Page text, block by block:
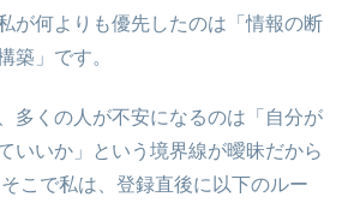
が何よりも優先したのは「情報の断
築」です。
多くの人が不安になるのは「自分が
いいか」という境界線が曖昧だから
こで私は、登録直後に以下のルー